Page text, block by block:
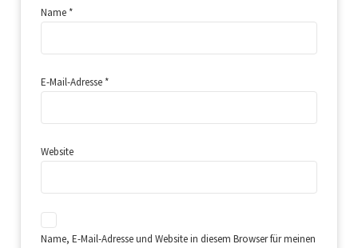
Name *
E-Mail-Adresse *
Website
Name, E-Mail-Adresse und Website in diesem Browser für meinen